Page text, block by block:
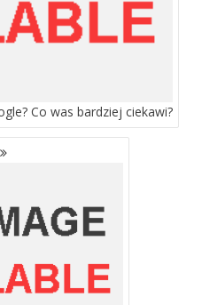
Co was bardziej ciekawi?